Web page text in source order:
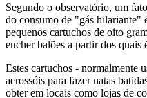
Segundo o observatório, um
do consumo de "gás hilariante"
pequenos cartuchos de oito
encher balões a partir dos quais
Estes cartuchos - normalmente
aerossóis para fazer natas
obter em locais como lojas de